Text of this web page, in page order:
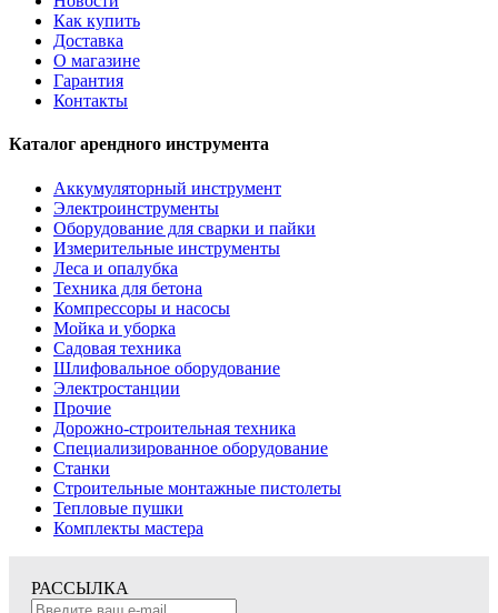
Как купить
Доставка
О магазине
Гарантия
Контакты
Каталог арендного инструмента
Аккумуляторный инструмент
Электроинструменты
Оборудование для сварки и пайки
Измерительные инструменты
Леса и опалубка
Техника для бетона
Компрессоры и насосы
Мойка и уборка
Садовая техника
Шлифовальное оборудование
Электростанции
Прочие
Дорожно-строительная техника
Специализированное оборудование
Станки
Строительные монтажные пистолеты
Тепловые пушки
Комплекты мастера
РАССЫЛКА